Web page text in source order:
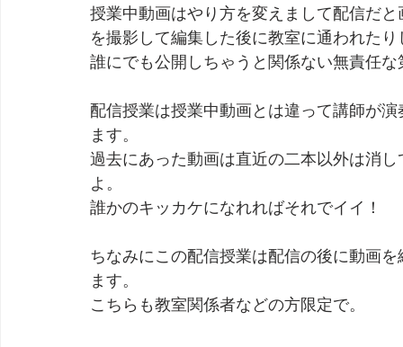
授業中動画はやり方を変えまして配信だ
を撮影して編集した後に教室に通われた
誰にでも公開しちゃうと関係ない無責任
配信授業は授業中動画とは違って講師が
ます。
過去にあった動画は直近の二本以外は消
よ。
誰かのキッカケになれればそれでイイ！
ちなみにこの配信授業は配信の後に動画
ます。
こちらも教室関係者などの方限定で。